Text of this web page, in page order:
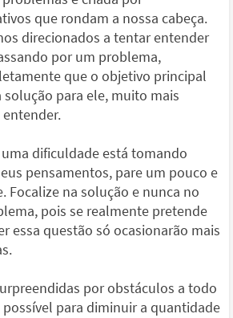
que rondam a nossa cabeça.
direcionados a tentar entender
por um problema,
que o objetivo principal
solução para ele, muito mais
dificuldade está tomando
pensamentos, pare um pouco e
Focalize na solução e nunca no
pois se realmente pretende
essa questão só ocasionarão mais
por obstáculos a todo
para diminuir a quantidade